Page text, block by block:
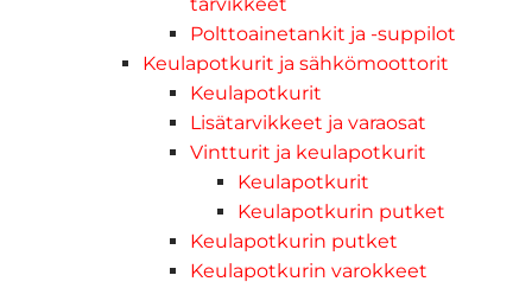
Polttoainetankit ja -suppilot
Keulapotkurit ja sähkömoottorit
Keulapotkurit
Lisätarvikkeet ja varaosat
Vintturit ja keulapotkurit
Keulapotkurit
Keulapotkurin putket
Keulapotkurin putket
Keulapotkurin varokkeet